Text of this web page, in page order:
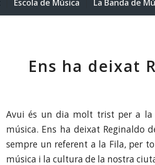
Escola de Música La Banda de
Ens ha deixat
Avui és un dia molt trist per a la
música. Ens ha deixat Reginaldo
sempre un referent a la Fila, per
música i la cultura de la nostra